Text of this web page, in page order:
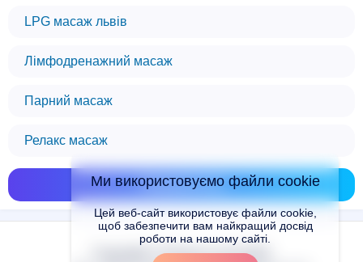
LPG масаж львів
Лімфодренажний масаж
Парний масаж
Релакс масаж
Показати всі
Copyright © Places.in.UA 2024
Ми використовуємо файли cookie
Цей веб-сайт використовує файли cookie,
щоб забезпечити вам найкращий досвід
роботи на нашому сайті.